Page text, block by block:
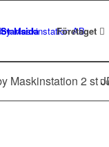
Startsida Företaget
Maskinstation 2 st